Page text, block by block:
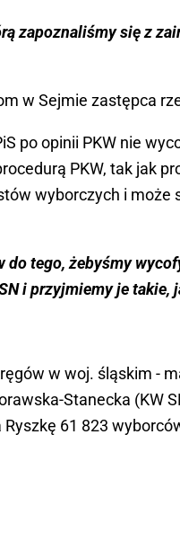
zapoznaliśmy się z
w Sejmie zastępca
po opinii PKW nie
PKW, tak jak
wyborczych i może
do tego, żebyśmy
i przyjmiemy je takie,
w woj. śląskim -
Stanecka (KW
Ryszkę 61 823